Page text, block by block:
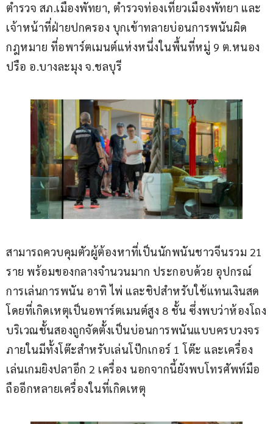
ตำรวจ สภ.เมืองพัทยา, ตำรวจท่องเที่ยวเมืองพัทยา และ
เจ้าหน้าที่ฝ่ายปกครอง บุกเข้าทลายบ่อนการพนันผิด
กฎหมาย ที่อพาร์ตเมนต์แห่งหนึ่งในพื้นที่หมู่ 9 ต.หนอง
ปรือ อ.บางละมุง จ.ชลบุรี
สามารถควบคุมตัวผู้ต้องหาที่เป็นนักพนันชาวจีนรวม 21
ราย พร้อมของกลางจำนวนมาก ประกอบด้วย อุปกรณ์
การเล่นการพนัน อาทิ ไพ่ และชิปสำหรับใช้แทนเงินสด
โดยที่เกิดเหตุเป็นอพาร์ตเมนต์สูง 8 ชั้น ซึ่งพบว่าห้องโถง
บริเวณชั้นสองถูกจัดตั้งเป็นบ่อนการพนันแบบครบวงจร
ภายในมีทั้งโต๊ะสำหรับเล่นโป๊กเกอร์ 1 โต๊ะ และเครื่อง
เล่นเกมยิงปลาอีก 2 เครื่อง นอกจากนี้ยังพบโทรศัพท์มือ
ถืออีกหลายเครื่องในที่เกิดเหตุ